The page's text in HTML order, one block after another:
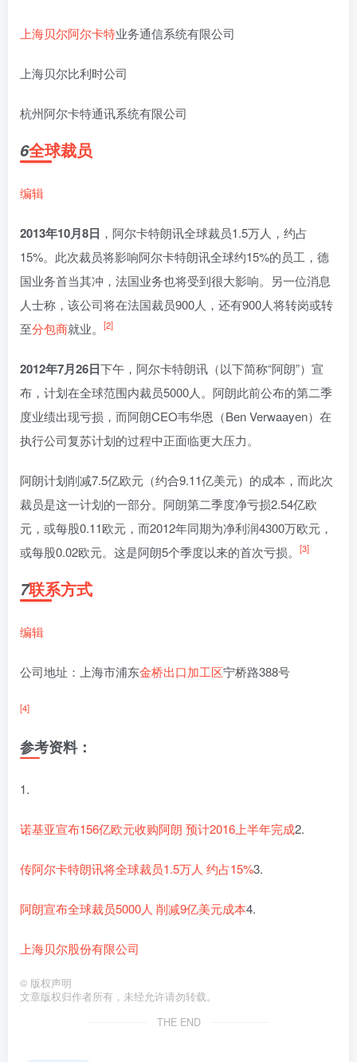
上海贝尔阿尔卡特业务通信系统有限公司
上海贝尔比利时公司
杭州阿尔卡特通讯系统有限公司
6全球裁员
编辑
2013年10月8日 ，阿尔卡特朗讯全球裁员1.5万人，约占
15%。此次裁员将影响阿尔卡特朗讯全球约15%的员工，德
国业务首当其冲，法国业务也将受到很大影响。另一位消息
人士称，该公司将在法国裁员900人，还有900人将转岗或转
至分包商就业。 [2]
2012年7月26日下午，阿尔卡特朗讯（以下简称“阿朗”）宣
布，计划在全球范围内裁员5000人。阿朗此前公布的第二季
度业绩出现亏损，而阿朗CEO韦华恩（Ben Verwaayen）在
执行公司复苏计划的过程中正面临更大压力。
阿朗计划削减7.5亿欧元（约合9.11亿美元）的成本，而此次
裁员是这一计划的一部分。阿朗第二季度净亏损2.54亿欧
元，或每股0.11欧元，而2012年同期为净利润4300万欧元，
或每股0.02欧元。这是阿朗5个季度以来的首次亏损。
[3]
7联系方式
编辑
公司地址：上海市浦东金桥出口加工区宁桥路388号
[4]
参考资料：
1.
诺基亚宣布156亿欧元收购阿朗 预计2016上半年完成2.
传阿尔卡特朗讯将全球裁员1.5万人 约占15%3.
阿朗宣布全球裁员5000人 削减9亿美元成本4.
上海贝尔股份有限公司
© 版权声明
文章版权归作者所有，未经允许请勿转载。
THE END